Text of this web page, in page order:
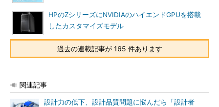
HPのZシリーズにNVIDIAのハイエンドGPUを搭載
したカスタマイズモデル
過去の連載記事が 165 件あります
関連記事
設計力の低下、設計品質問題に悩んだら「設計者